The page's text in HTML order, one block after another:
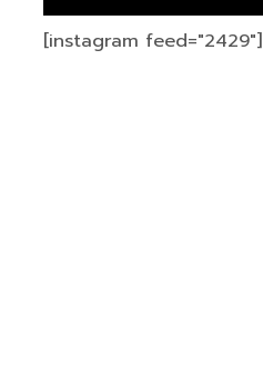
[instagram feed="2429"]